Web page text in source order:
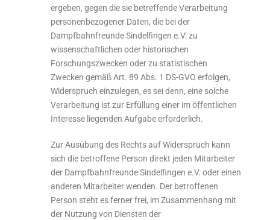
ergeben, gegen die sie betreffende Verarbeitung
personenbezogener Daten, die bei der
Dampfbahnfreunde Sindelfingen e.V. zu
wissenschaftlichen oder historischen
Forschungszwecken oder zu statistischen
Zwecken gemäß Art. 89 Abs. 1 DS-GVO erfolgen,
Widerspruch einzulegen, es sei denn, eine solche
Verarbeitung ist zur Erfüllung einer im öffentlichen
Interesse liegenden Aufgabe erforderlich.
Zur Ausübung des Rechts auf Widerspruch kann
sich die betroffene Person direkt jeden Mitarbeiter
der Dampfbahnfreunde Sindelfingen e.V. oder einen
anderen Mitarbeiter wenden. Der betroffenen
Person steht es ferner frei, im Zusammenhang mit
der Nutzung von Diensten der